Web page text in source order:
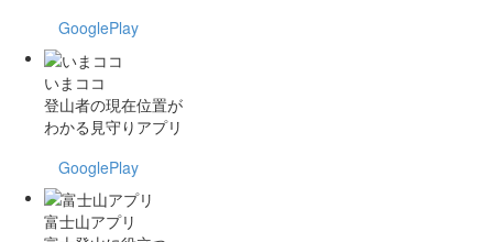
GooglePlay
いまココ
登山者の現在位置が
わかる見守りアプリ
GooglePlay
富士山アプリ